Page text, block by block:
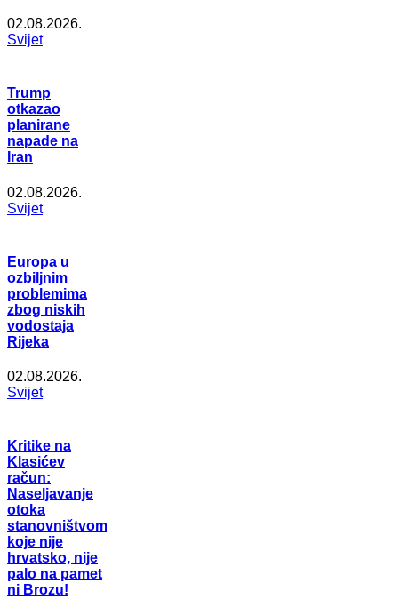
02.08.2026.
Svijet
Trump
otkazao
planirane
napade na
Iran
02.08.2026.
Svijet
Europa u
ozbiljnim
problemima
zbog niskih
vodostaja
Rijeka
02.08.2026.
Svijet
Kritike na
Klasićev
račun:
Naseljavanje
otoka
stanovništvom
koje nije
hrvatsko, nije
palo na pamet
ni Brozu!